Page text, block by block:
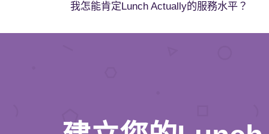
我怎能肯定Lunch Actually的服務水平？